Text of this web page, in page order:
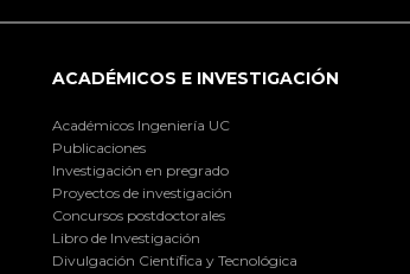
ACADÉMICOS E INVESTIGACIÓN
Académicos Ingeniería UC
Publicaciones
Investigación en pregrado
Proyectos de investigación
Concursos postdoctorales
Libro de Investigación
Divulgación Científica y Tecnológica